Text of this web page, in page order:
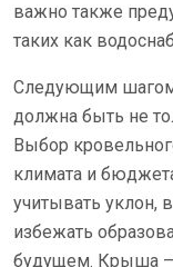
важно также
таких как
Следующим шагом
должна быть не
Выбор
климата и
учитывать уклон,
избежать
будущем. Крыша —